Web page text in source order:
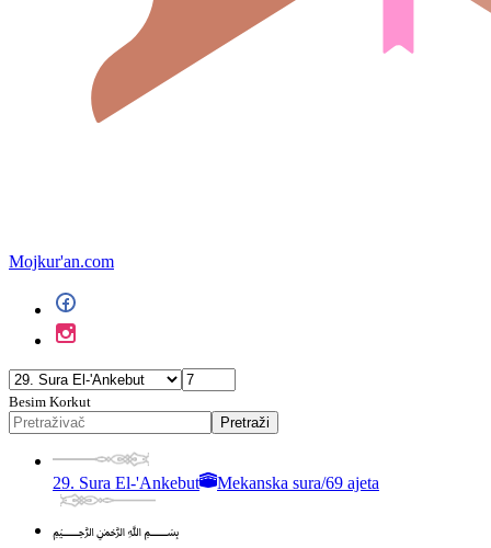
Mojkur'an.com
Besim Korkut
Pretraži
29. Sura El-'Ankebut Mekanska sura/69 ajeta
﷽